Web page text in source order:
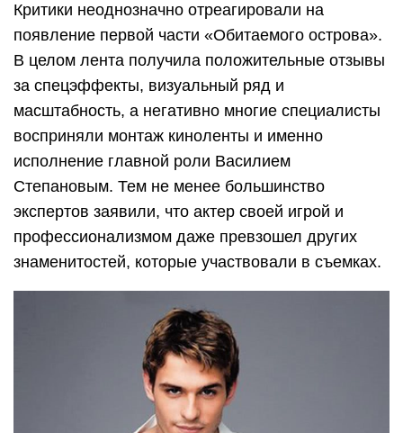
Критики неоднозначно отреагировали на
появление первой части «Обитаемого острова».
В целом лента получила положительные отзывы
за спецэффекты, визуальный ряд и
масштабность, а негативно многие специалисты
восприняли монтаж киноленты и именно
исполнение главной роли Василием
Степановым. Тем не менее большинство
экспертов заявили, что актер своей игрой и
профессионализмом даже превзошел других
знаменитостей, которые участвовали в съемках.